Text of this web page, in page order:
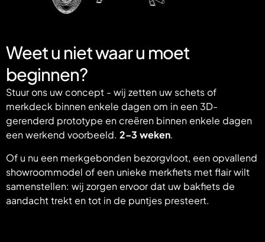
Weet u niet waar u moet
beginnen?
Stuur ons uw concept - wij zetten uw schets of
merkdeck binnen enkele dagen om in een 3D-
gerenderd prototype en creëren binnen enkele dagen
een werkend voorbeeld. 2–3 weken.
Of u nu een merkgebonden bezorgvloot, een opvallend
showroommodel of een unieke merkfiets met flair wilt
samenstellen: wij zorgen ervoor dat uw bakfiets de
aandacht trekt en tot in de puntjes presteert.